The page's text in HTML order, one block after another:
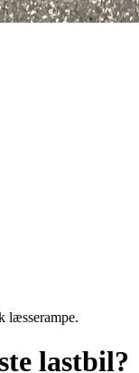
læsserampe.
lastbil?